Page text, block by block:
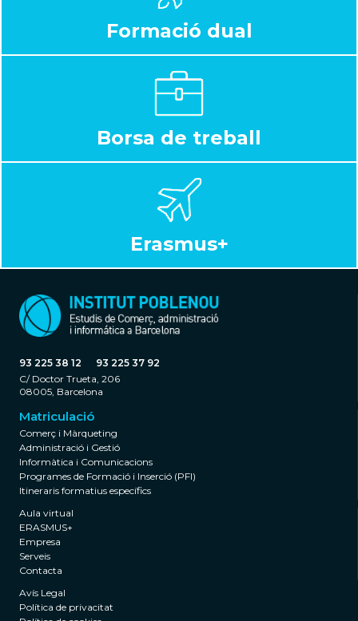
Formació dual
Borsa de treball
Erasmus+
93 225 38 12
93 225 37 92
C/ Doctor Trueta, 206
08005, Barcelona
Matriculació
Comerç i Màrqueting
Administració i Gestió
Informàtica i Comunicacions
Programes de Formació i Inserció (PFI)
Itineraris formatius específics
Aula virtual
ERASMUS+
Empresa
Serveis
Contacta
Avís Legal
Política de privacitat